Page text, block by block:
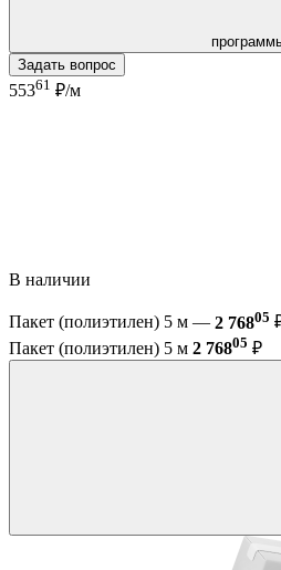
Задать вопрос
55361 ₽/м
В наличии
Пакет (полиэтилен) 5 м — 2 76805
Пакет (полиэтилен) 5 м 2 76805 ₽